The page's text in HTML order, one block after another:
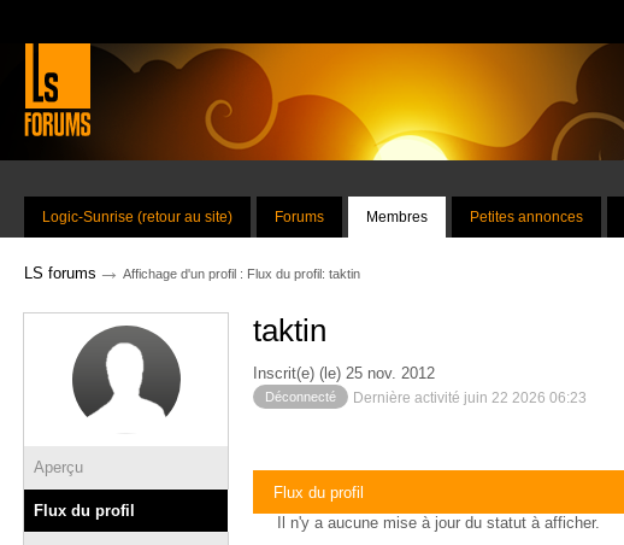
Logic-Sunrise (retour au site) Forums Membres Petites annonces
LS forums → Affichage d'un profil : Flux du profil: taktin
Aperçu
Flux du profil
taktin
Inscrit(e) (le) 25 nov. 2012
Déconnecté Dernière activité juin 22 2026 06:23
Flux du profil
Il n'y a aucune mise à jour du statut à afficher.